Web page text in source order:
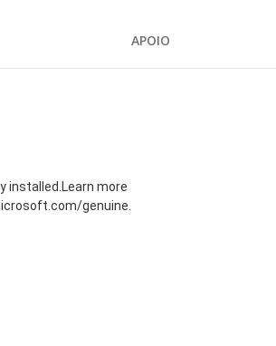
APOIO
installed.Learn more
genuine